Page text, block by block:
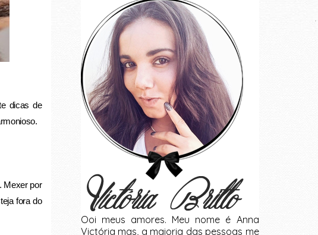
dicas de
Mexer por
fora do
Ooi meus amores. Meu nome é Anna
Victória mas, a maioria das pessoas me